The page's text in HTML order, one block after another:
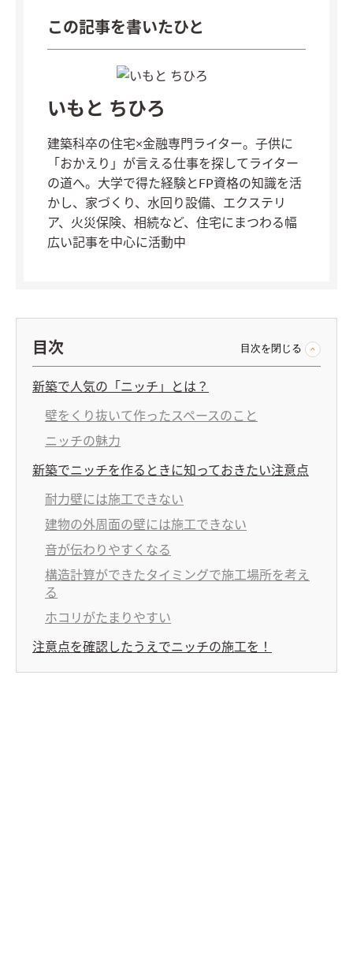
この記事を書いたひと
いもと ちひろ
建築科卒の住宅×金融専門ライター。子供に
「おかえり」が言える仕事を探してライター
の道へ。大学で得た経験とFP資格の知識を活
かし、家づくり、水回り設備、エクステリ
ア、火災保険、相続など、住宅にまつわる幅
広い記事を中心に活動中
目次 目次を閉じる
新築で人気の「ニッチ」とは？
壁をくり抜いて作ったスペースのこと
ニッチの魅力
新築でニッチを作るときに知っておきたい注意点
耐力壁には施工できない
建物の外周面の壁には施工できない
音が伝わりやすくなる
構造計算ができたタイミングで施工場所を考え
る
ホコリがたまりやすい
注意点を確認したうえでニッチの施工を！